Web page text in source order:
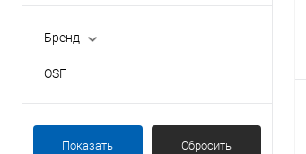
Бренд
OSF
Показать Сбросить